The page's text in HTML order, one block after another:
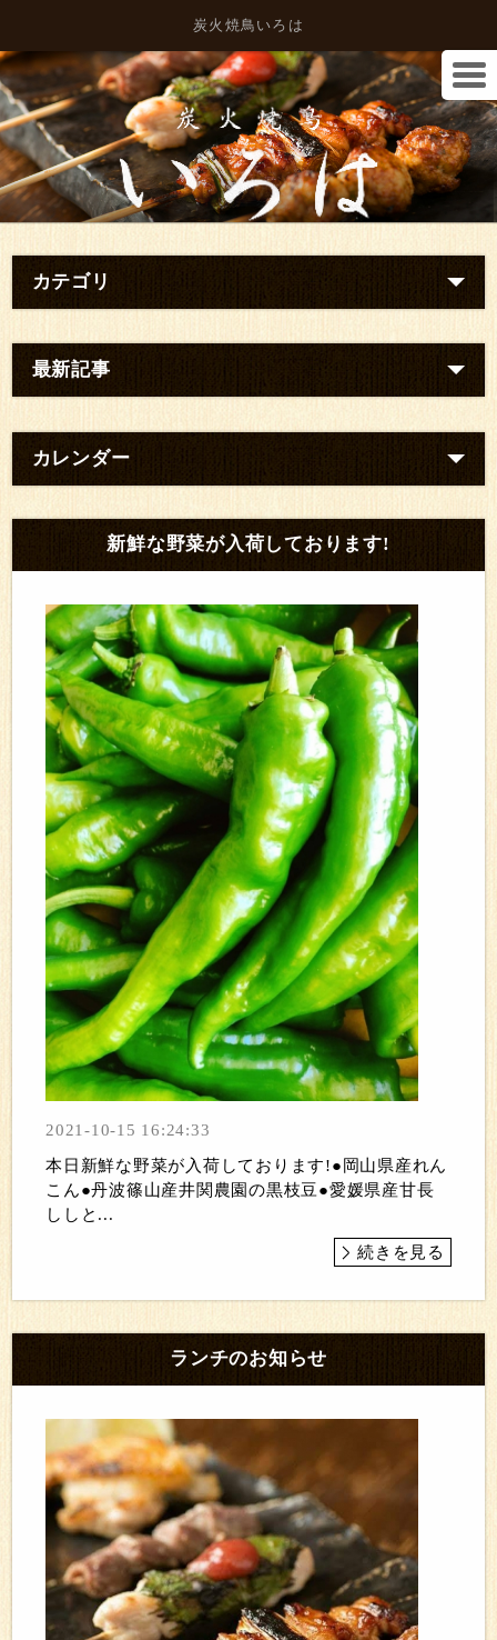
炭火焼鳥いろは
カテゴリ
最新記事
カレンダー
新鮮な野菜が入荷しております!
2021-10-15 16:24:33
本日新鮮な野菜が入荷しております!●岡山県産れん
こん●丹波篠山産井関農園の黒枝豆●愛媛県産甘長
ししと...
続きを見る
ランチのお知らせ